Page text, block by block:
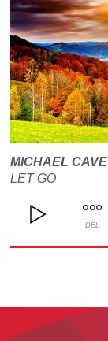
MICHAEL CAVE
LET GO
DEL